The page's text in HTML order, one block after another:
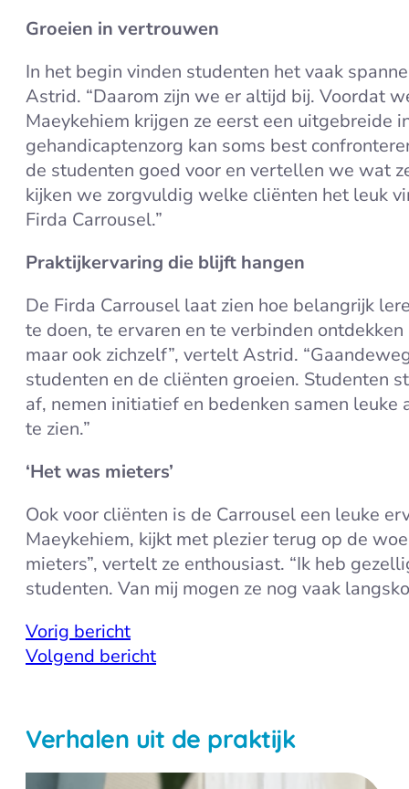
Groeien in vertrouwen
In het begin vinden studenten het vaak
Astrid. “Daarom zijn we er altijd bij. Voordat
Maeykehiem krijgen ze eerst een uitgebreide
gehandicaptenzorg kan soms best
de studenten goed voor en vertellen we wat
kijken we zorgvuldig welke cliënten het leuk
Firda Carrousel.”
Praktijkervaring die blijft hangen
De Firda Carrousel laat zien hoe belangrijk
te doen, te ervaren en te verbinden
maar ook zichzelf”, vertelt Astrid.
studenten en de cliënten groeien. Studenten
af, nemen initiatief en bedenken samen
te zien.”
‘Het was mieters’
Ook voor cliënten is de Carrousel een leuke
Maeykehiem, kijkt met plezier terug op de
mieters”, vertelt ze enthousiast. “Ik heb
studenten. Van mij mogen ze nog vaak
Vorig bericht
Volgend bericht
Verhalen uit de praktijk